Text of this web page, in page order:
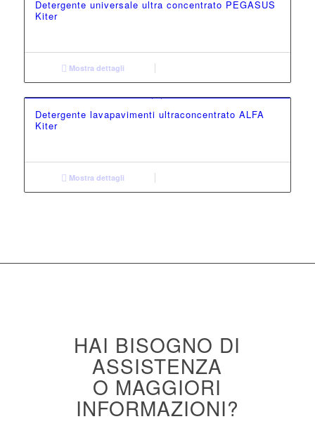
Detergente universale ultra concentrato PEGASUS
Kiter
Mostra dettagli
Detergente lavapavimenti ultraconcentrato ALFA
Kiter
Mostra dettagli
HAI BISOGNO DI
ASSISTENZA
O MAGGIORI
INFORMAZIONI?